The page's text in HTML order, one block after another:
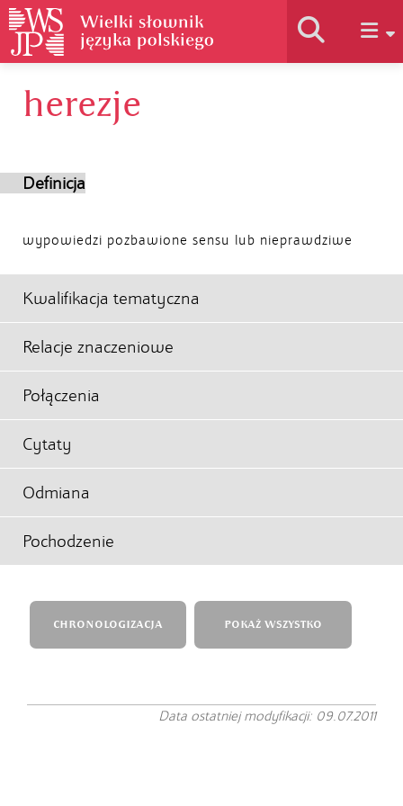
herezje
Definicja
wypowiedzi pozbawione sensu lub nieprawdziwe
Kwalifikacja tematyczna
Relacje znaczeniowe
Połączenia
Cytaty
Odmiana
Pochodzenie
CHRONOLOGIZACJA POKAŻ WSZYSTKO
Data ostatniej modyfikacji: 09.07.2011